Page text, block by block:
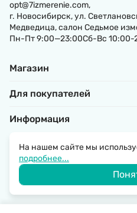
opt@7izmerenie.com,
г. Новосибирск, ул.
Медведица, салон Седьмое
Пн-Пт 9:00—23:00Сб-Вс 10:00-
Магазин
Для покупателей
Информация
© 2026 SantechRussia.
Политика обработки
На нашем сайте мы
подробнее...